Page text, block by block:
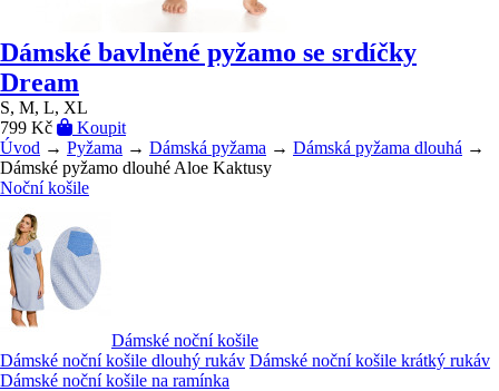
Dámské bavlněné pyžamo se srdíčky
Dream
S, M, L, XL
799 Kč
Koupit
Úvod → Pyžama → Dámská pyžama → Dámská pyžama dlouhá →
Dámské pyžamo dlouhé Aloe Kaktusy
Noční košile
Dámské noční košile
Dámské noční košile dlouhý rukáv Dámské noční košile krátký rukáv
Dámské noční košile na ramínka